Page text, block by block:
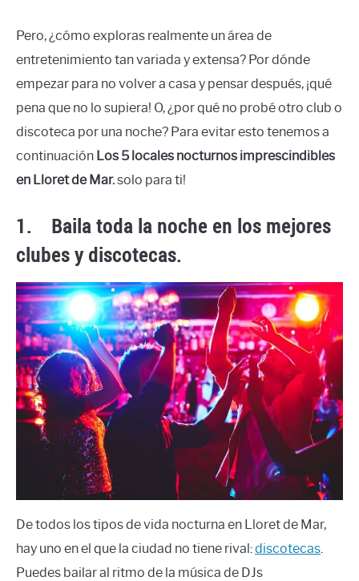
Pero, ¿cómo exploras realmente un área de
entretenimiento tan variada y extensa? Por dónde
empezar para no volver a casa y pensar después, ¡qué
pena que no lo supiera! O, ¿por qué no probé otro club o
discoteca por una noche? Para evitar esto tenemos a
continuación Los 5 locales nocturnos imprescindibles
en Lloret de Mar.solo para ti!
1. Baila toda la noche en los mejores
clubes y discotecas.
De todos los tipos de vida nocturna en Lloret de Mar,
hay uno en el que la ciudad no tiene rival:discotecas.
Puedes bailar al ritmo de la música de DJs